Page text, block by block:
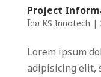
Project
โดย KS Innotech |
Lorem ipsum
adipisicing elit,